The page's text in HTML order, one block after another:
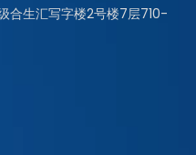
合生汇写字楼2号楼7层710-